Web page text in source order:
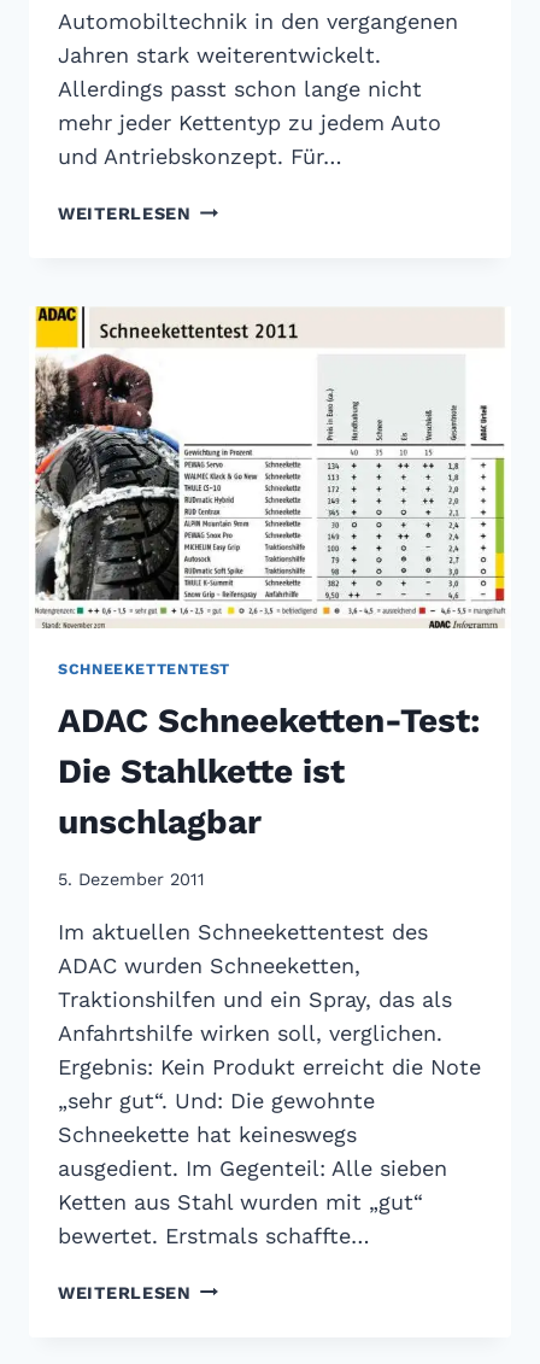
Automobiltechnik in den vergangenen
Jahren stark weiterentwickelt.
Allerdings passt schon lange nicht
mehr jeder Kettentyp zu jedem Auto
und Antriebskonzept. Für…
WEITERLESEN RATGEBER:
ZUM
SCHNEEKETTENTEST
ADAC Schneeketten-Test:
Die Stahlkette ist
unschlagbar
5. Dezember 2011
Im aktuellen Schneekettentest des
ADAC wurden Schneeketten,
Traktionshilfen und ein Spray, das als
Anfahrtshilfe wirken soll, verglichen.
Ergebnis: Kein Produkt erreicht die Note
„sehr gut“. Und: Die gewohnte
Schneekette hat keineswegs
ausgedient. Im Gegenteil: Alle sieben
Ketten aus Stahl wurden mit „gut“
bewertet. Erstmals schaffte…
WEITERLESEN ADAC